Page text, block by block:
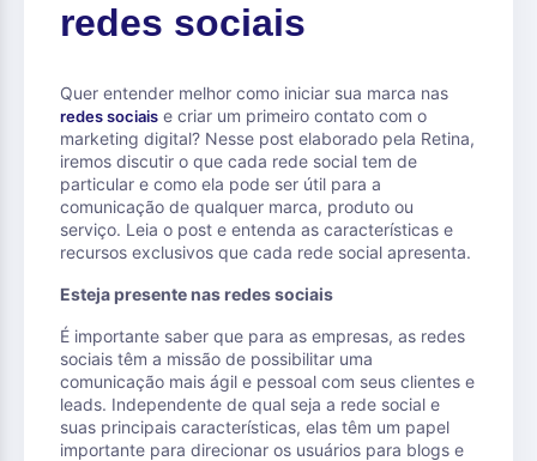
redes sociais
Quer entender melhor como iniciar sua marca nas
redes sociais e criar um primeiro contato com o
marketing digital? Nesse post elaborado pela Retina,
iremos discutir o que cada rede social tem de
particular e como ela pode ser útil para a
comunicação de qualquer marca, produto ou
serviço. Leia o post e entenda as características e
recursos exclusivos que cada rede social apresenta.
Esteja presente nas redes sociais
É importante saber que para as empresas, as redes
sociais têm a missão de possibilitar uma
comunicação mais ágil e pessoal com seus clientes e
leads. Independente de qual seja a rede social e
suas principais características, elas têm um papel
importante para direcionar os usuários para blogs e